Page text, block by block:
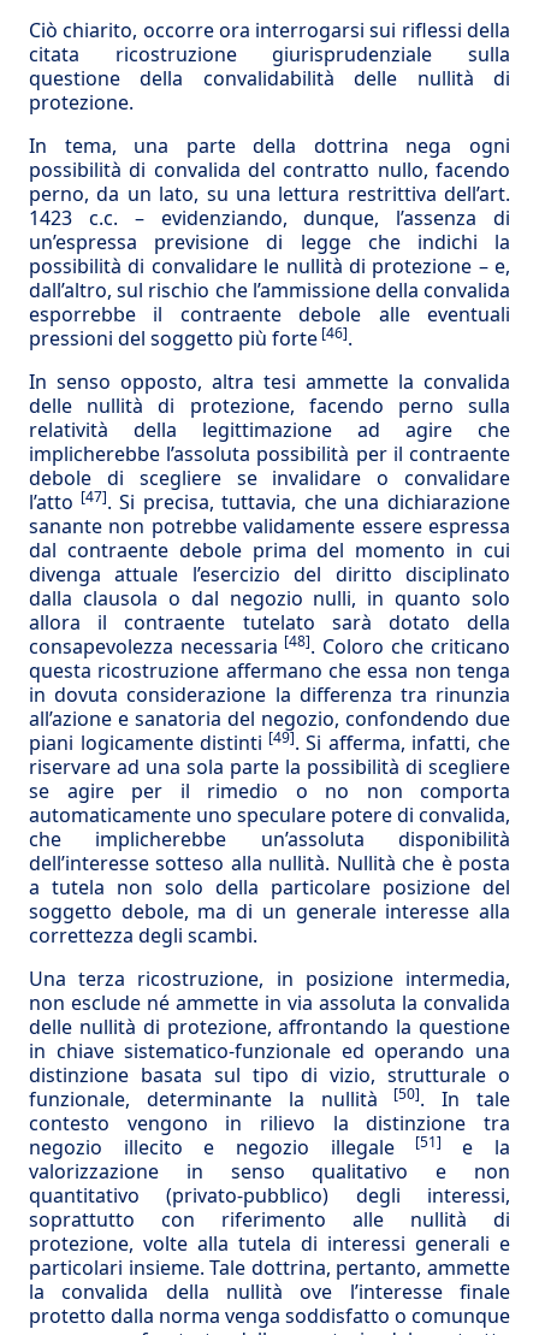
Ciò chiarito, occorre ora interrogarsi sui riflessi della
citata ricostruzione giurisprudenziale sulla
questione della convalidabilità delle nullità di
protezione.
In tema, una parte della dottrina nega ogni
possibilità di convalida del contratto nullo, facendo
perno, da un lato, su una lettura restrittiva dell’art.
1423 c.c. – evidenziando, dunque, l’assenza di
un’espressa previsione di legge che indichi la
possibilità di convalidare le nullità di protezione – e,
dall’altro, sul rischio che l’ammissione della convalida
esporrebbe il contraente debole alle eventuali
pressioni del soggetto più forte [46].
In senso opposto, altra tesi ammette la convalida
delle nullità di protezione, facendo perno sulla
relatività della legittimazione ad agire che
implicherebbe l’assoluta possibilità per il contraente
debole di scegliere se invalidare o convalidare
l’atto [47]. Si precisa, tuttavia, che una dichiarazione
sanante non potrebbe validamente essere espressa
dal contraente debole prima del momento in cui
divenga attuale l’esercizio del diritto disciplinato
dalla clausola o dal negozio nulli, in quanto solo
allora il contraente tutelato sarà dotato della
consapevolezza necessaria [48]. Coloro che criticano
questa ricostruzione affermano che essa non tenga
in dovuta considerazione la differenza tra rinunzia
all’azione e sanatoria del negozio, confondendo due
piani logicamente distinti [49]. Si afferma, infatti, che
riservare ad una sola parte la possibilità di scegliere
se agire per il rimedio o no non comporta
automaticamente uno speculare potere di convalida,
che implicherebbe un’assoluta disponibilità
dell’interesse sotteso alla nullità. Nullità che è posta
a tutela non solo della particolare posizione del
soggetto debole, ma di un generale interesse alla
correttezza degli scambi.
Una terza ricostruzione, in posizione intermedia,
non esclude né ammette in via assoluta la convalida
delle nullità di protezione, affrontando la questione
in chiave sistematico-funzionale ed operando una
distinzione basata sul tipo di vizio, strutturale o
funzionale, determinante la nullità
[50]. In tale
contesto vengono in rilievo la distinzione tra
negozio illecito e negozio illegale
[51]
e la
valorizzazione in senso qualitativo e non
quantitativo (privato-pubblico) degli interessi,
soprattutto con riferimento alle nullità di
protezione, volte alla tutela di interessi generali e
particolari insieme. Tale dottrina, pertanto, ammette
la convalida della nullità ove l’interesse finale
protetto dalla norma venga soddisfatto o comunque